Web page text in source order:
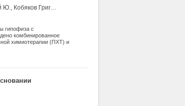
Астафьева Людмила И., Калинин Павел Л., Михайлов Никита И., Трунин Юрий Ю., Кобяков Григорий Л., Насхлеташвили Давид Р., Шишкина Людмила В., Тропинская Ольга Ф.
гипофиза с
комбинированное
химиотерапии (ПХТ) и
лучевой терапии